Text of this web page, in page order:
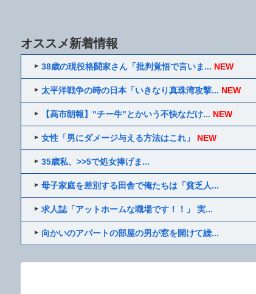
オススメ新着情報
38歳の現役格闘家さん「批判覚悟で言いま... NEW
太平洋戦争の時の日本「いきなり真珠湾攻撃... NEW
【高市朗報】"チー牛"とかいう不快なだけ... NEW
女性「男にダメージ与える方法はこれ」 NEW
35歳私、>>5で処女捧げま...
母子家庭を差別する田舎で俺たちは「貧乏人...
求人誌「アットホームな職場です！！」 実...
向かいのアパートの部屋の男が窓を開けて繰...